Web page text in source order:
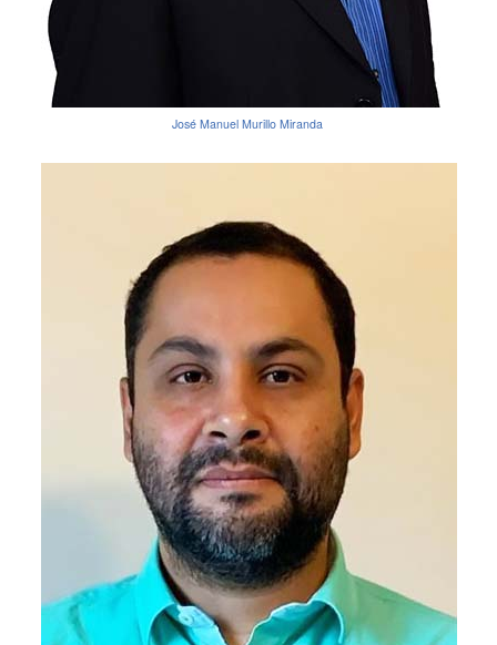
José Manuel Murillo Miranda